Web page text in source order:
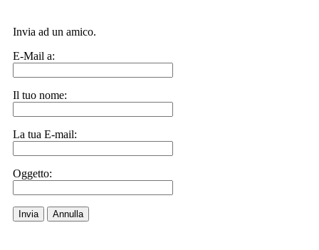
Invia ad un amico.
E-Mail a:
Il tuo nome:
La tua E-mail:
Oggetto:
Invia Annulla